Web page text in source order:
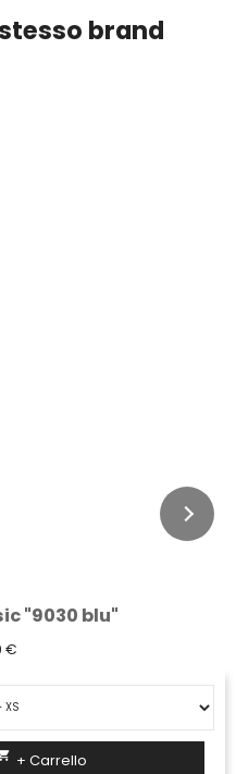
brand
"9030 blu"
€
+ Carrello